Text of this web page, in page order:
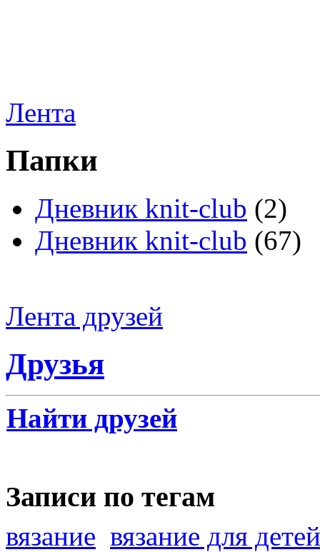
Лента
Папки
Дневник knit-club (2)
Дневник knit-club (67)
Лента друзей
Друзья
Найти друзей
Записи по тегам
вязание вязание для детей